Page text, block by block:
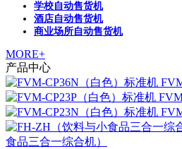
学校自动售货机
酒店自动售货机
商业场所自动售货机
MORE+
产品中心
食品三合一综合机）